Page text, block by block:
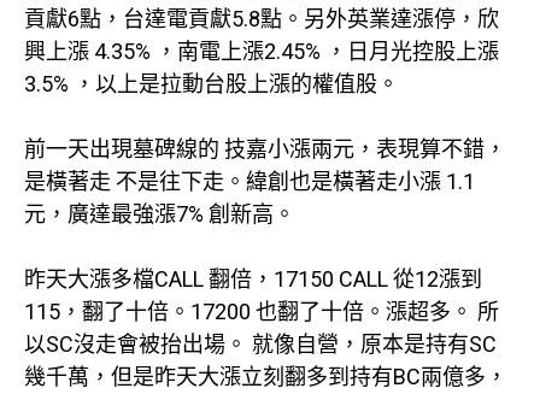
貢獻6點，台達電貢獻5.8點。另外英業達漲停，欣
興上漲 4.35% ，南電上漲2.45% ，日月光控股上漲
3.5% ，以上是拉動台股上漲的權值股。
前一天出現墓碑線的 技嘉小漲兩元，表現算不錯，
是橫著走 不是往下走。緯創也是橫著走小漲 1.1
元，廣達最強漲7% 創新高。
昨天大漲多檔CALL 翻倍，17150 CALL 從12漲到
115，翻了十倍。17200 也翻了十倍。漲超多。 所
以SC沒走會被抬出場。 就像自營，原本是持有SC
幾千萬，但是昨天大漲立刻翻多到持有BC兩億多，